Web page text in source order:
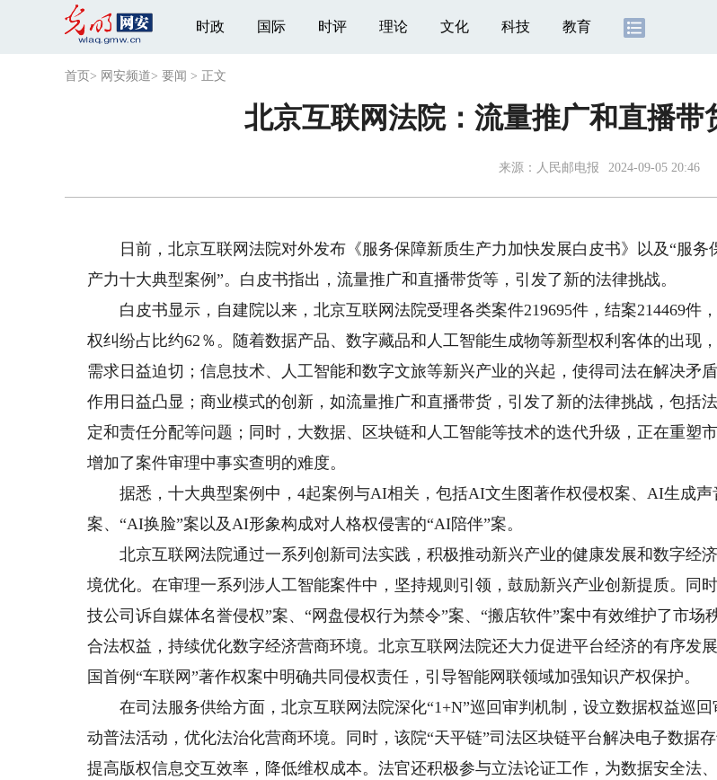
时政 国际 时评 理论 文化 科技 教育
首页 > 网安频道> 要闻 > 正文
北京互联网法院：流量推广和直播带
来源： 人民邮电报 2024-09-05 20:46
日前，北京互联网法院对外发布《服务保障新质生产力加快发展白皮书》以及“服务
产力十大典型案例”。白皮书指出，流量推广和直播带货等，引发了新的法律挑战。
白皮书显示，自建院以来，北京互联网法院受理各类案件219695件，结案214469件
权纠纷占比约62％。随着数据产品、数字藏品和人工智能生成物等新型权利客体的出现
需求日益迫切；信息技术、人工智能和数字文旅等新兴产业的兴起，使得司法在解决矛
作用日益凸显；商业模式的创新，如流量推广和直播带货，引发了新的法律挑战，包括
定和责任分配等问题；同时，大数据、区块链和人工智能等技术的迭代升级，正在重塑市
增加了案件审理中事实查明的难度。
据悉，十大典型案例中，4起案例与AI相关，包括AI文生图著作权侵权案、AI生成声
案、“AI换脸”案以及AI形象构成对人格权侵害的“AI陪伴”案。
北京互联网法院通过一系列创新司法实践，积极推动新兴产业的健康发展和数字经
境优化。在审理一系列涉人工智能案件中，坚持规则引领，鼓励新兴产业创新提质。同
技公司诉自媒体名誉侵权”案、“网盘侵权行为禁令”案、“搬店软件”案中有效维护了市场
合法权益，持续优化数字经济营商环境。北京互联网法院还大力促进平台经济的有序发
国首例“车联网”著作权案中明确共同侵权责任，引导智能网联领域加强知识产权保护。
在司法服务供给方面，北京互联网法院深化“1+N”巡回审判机制，设立数据权益巡回
动普法活动，优化法治化营商环境。同时，该院“天平链”司法区块链平台解决电子数据存
提高版权信息交互效率，降低维权成本。法官还积极参与立法论证工作，为数据安全法